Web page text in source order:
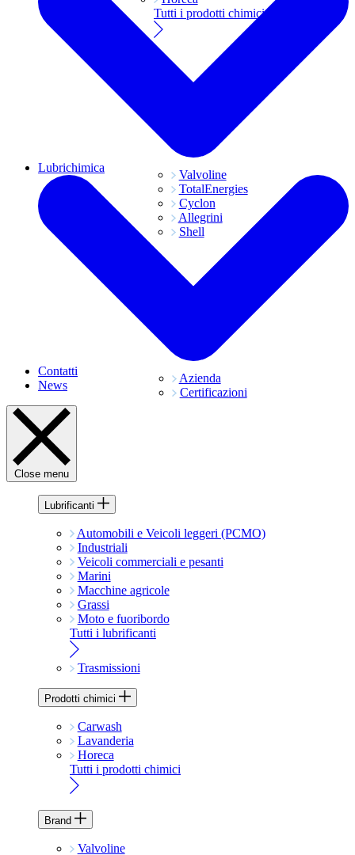
Tutti i prodotti chimici
Valvoline
TotalEnergies
Cyclon
Allegrini
Shell
Lubrichimica
Azienda
Certificazioni
Contatti
News
Close menu
Lubrificanti
Automobili e Veicoli leggeri (PCMO)
Industriali
Veicoli commerciali e pesanti
Marini
Macchine agricole
Grassi
Moto e fuoribordo
Tutti i lubrificanti
Trasmissioni
Prodotti chimici
Carwash
Lavanderia
Horeca
Tutti i prodotti chimici
Brand
Valvoline